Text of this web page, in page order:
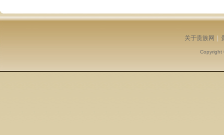
关于贵族网